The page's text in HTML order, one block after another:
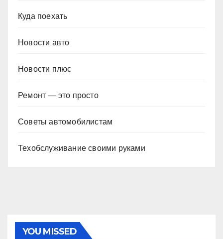
Куда поехать
Новости авто
Новости плюс
Ремонт — это просто
Советы автомобилистам
Техобслуживание своими руками
YOU MISSED